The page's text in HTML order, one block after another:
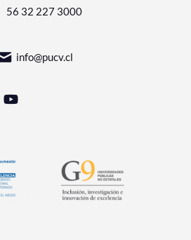
56 32 227 3000
info@pucv.cl